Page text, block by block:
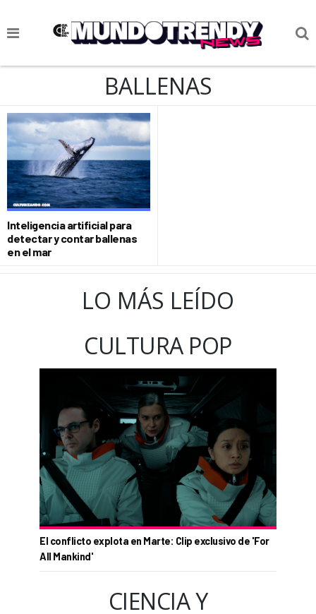
NOTICIAS
CIENCIA Y TECNOLOGÍA
VIDA
SOCIEDAD
CULTURIZANDO.COM
BALLENAS
Inteligencia artificial para
detectar y contar ballenas
en el mar
LO MÁS LEÍDO
CULTURA POP
El conflicto explota en Marte: Clip exclusivo de 'For
All Mankind'
CIENCIA Y